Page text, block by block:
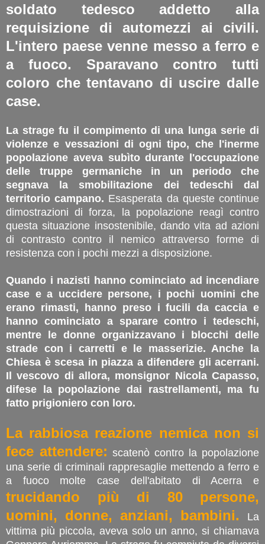
soldato tedesco addetto alla
requisizione di automezzi ai civili.
L'intero paese venne messo a ferro e
a fuoco. Sparavano contro tutti
coloro che tentavano di uscire dalle
case.
La strage fu il compimento di una lunga serie di
violenze e vessazioni di ogni tipo, che l'inerme
popolazione aveva subìto durante l'occupazione
delle truppe germaniche in un periodo che
segnava la smobilitazione dei tedeschi dal
territorio campano. Esasperata da queste continue
dimostrazioni di forza, la popolazione reagì contro
questa situazione insostenibile, dando vita ad azioni
di contrasto contro il nemico attraverso forme di
resistenza con i pochi mezzi a disposizione.
Quando i nazisti hanno cominciato ad incendiare
case e a uccidere persone, i pochi uomini che
erano rimasti, hanno preso i fucili da caccia e
hanno cominciato a sparare contro i tedeschi,
mentre le donne organizzavano i blocchi delle
strade con i carretti e le masserizie. Anche la
Chiesa è scesa in piazza a difendere gli acerrani.
Il vescovo di allora, monsignor Nicola Capasso,
difese la popolazione dai rastrellamenti, ma fu
fatto prigioniero con loro.
La rabbiosa reazione nemica non si
fece attendere: scatenò contro la popolazione
una serie di criminali rappresaglie mettendo a ferro e
a fuoco molte case dell'abitato di Acerra e
trucidando più di 80 persone,
uomini, donne, anziani, bambini.
La
vittima più piccola, aveva solo un anno, si chiamava